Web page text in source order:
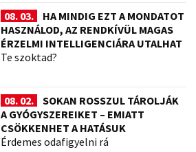
08. 03.
HA MINDIG EZT A MONDATOT
HASZNÁLOD, AZ RENDKÍVÜL MAGAS
ÉRZELMI INTELLIGENCIÁRA UTALHAT
Te szoktad?
08. 02.
SOKAN ROSSZUL TÁROLJÁK
A GYÓGYSZEREIKET – EMIATT
CSÖKKENHET A HATÁSUK
Érdemes odafigyelni rá